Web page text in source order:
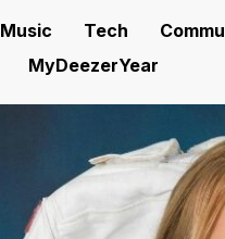
Music Tech
MyDeezerYear